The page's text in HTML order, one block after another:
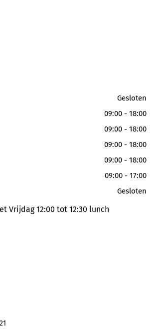
Gesloten
09:00 - 18:00
09:00 - 18:00
09:00 - 18:00
09:00 - 18:00
09:00 - 17:00
Gesloten
Vrijdag 12:00 tot 12:30 lunch